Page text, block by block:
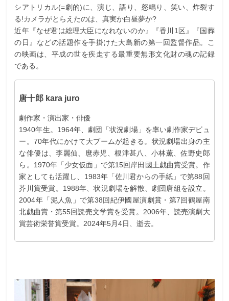
シアトリカル(=劇的)に、演じ、語り、怒鳴り、笑い、炸裂す
る!カメラがとらえたのは、真実か白昼夢か?
近年『なぜ君は総理大臣になれないのか』『香川1区』『国葬
の日』などの話題作を手掛けた大島新の第一回監督作品。こ
の映画は、平成の世を疾走する最重要無形文化財の魂の記録
である。
唐十郎 kara juro
劇作家・演出家・俳優
1940年生。1964年、劇団「状況劇場」を率い劇作家デビュ
ー。70年代にかけて大ブームが起きる。状況劇場出身の主
な俳優は、李麗仙、麿赤児、根津甚八、小林薫、佐野史郎
ら。1970年「少女仮面」で第15回岸田國土戯曲賞受賞。作
家としても活躍し、1983年「佐川君からの手紙」で第88回
芥川賞受賞。1988年、状況劇場を解散、劇団唐組を設立。
2004年「泥人魚」で第38回紀伊國屋演劇賞・第7回鶴屋南
北戯曲賞・第55回読売文学賞を受賞。2006年、読売演劇大
賞芸術栄誉賞受賞。2024年5月4日、逝去。